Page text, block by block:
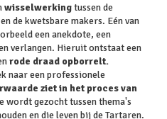
wisselwerkingtussen de
de kwetsbare makers. Eén van
een anekdote, een
verlangen. Hieruit ontstaat een
rode draad opborrelt.
naar een professionele
ziet in het proces van
wordt gezocht tussen thema's
en die leven bij de Tartaren.